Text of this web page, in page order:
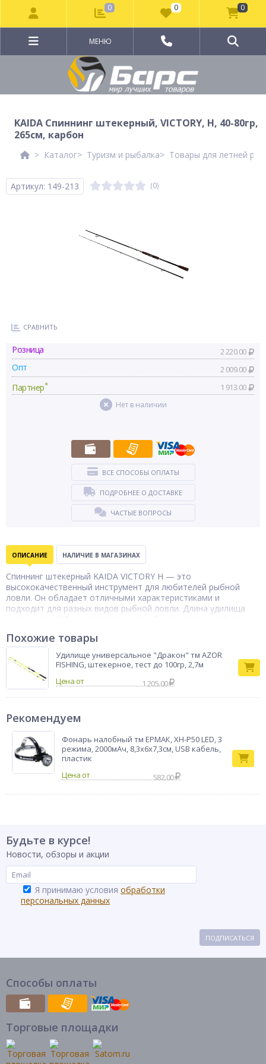
МЕНЮ
KAIDA Спиннинг штекерный, VICTORY, H, 40-80гр,
265см, карбон
Каталог Туризм и рыбалка Товары для летней
Артикул: 149-213 (0)
СРАВНИТЬ
Розница 2 220.00
Опт 2 009.00
Партнер* 1 913.00
Нет в наличии
ВСЕ СПОСОБЫ ОПЛАТЫ
ПОДРОБНЕЕ О ДОСТАВКЕ
ЧАСТЫЕ ВОПРОСЫ
ОПИСАНИЕ НАЛИЧИЕ В МАГАЗИНАХ
Спиннинг штекерный KAIDA VICTORY H — это
высококачественный инструмент для любителей рыбной
ловли. Он обладает отличными характеристиками и
подходит для разных видов рыбной ловли. Длина удилища
расстояниях от берега. Тест спиннинга варьируется от 40 до
80 граммов, что даёт возможность использовать различные
приманки и ловить рыбу разного размера и веса. Штекерная
конструкция гарантирует надёжность и долговечность
удилища. Благодаря своей конструкции, спиннинг KAIDA
Бренд
Похожие товары
Удилище универсальное "Дракон" тм AZOR
FISHING, штекерное, тест до 100гр, 2,7м
Цена от
1 205.00
Рекомендуем
Фонарь налобный тм ЕРМАК, XH-P50 LED, 3
режима, 2000мАч, 8,3х6х7,3см, USB кабель,
пластик
582.00
Будьте в курсе!
Новости, обзоры и акции
Я принимаю условия обработки
персональных данных
ПОДПИСАТЬСЯ
Способы оплаты
Торговые площадки
0 0 0